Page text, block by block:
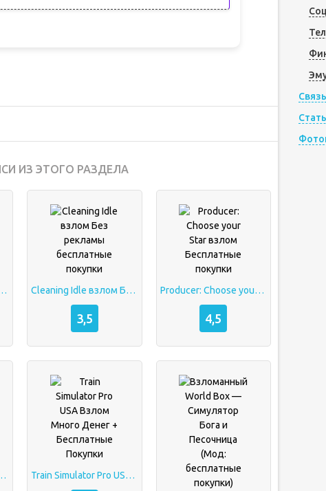
ИЗ ЭТОГО РАЗДЕЛА
Бесплатные покупки Cleaning Idle взлом Без рекламы бесплатные покупки
3,5
Producer: Choose your Star взлом Бесплатные покупки
4,5
денег бесплатные покупки Train Simulator Pro USA Взлом Много Денег + Бесплатные Покупки
Связь